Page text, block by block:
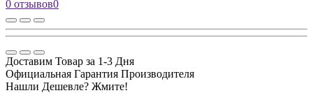
0 отзывов0
Доставим Товар за 1-3 Дня
Официальная Гарантия Производителя
Нашли Дешевле? Жмите!